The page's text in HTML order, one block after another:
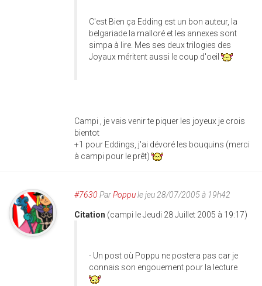
C'est Bien ça Edding est un bon auteur, la
belgariade la malloré et les annexes sont
simpa à lire. Mes ses deux trilogies des
Joyaux méritent aussi le coup d'oeil
Campi , je vais venir te piquer les joyeux je crois
bientot
+1 pour Eddings, j'ai dévoré les bouquins (merci
à campi pour le prêt)
#7630 ParPoppule jeu 28/07/2005 à 19h42
Citation (campi le Jeudi 28 Juillet 2005 à 19:17)
- Un post où Poppu ne postera pas car je
connais son engouement pour la lecture